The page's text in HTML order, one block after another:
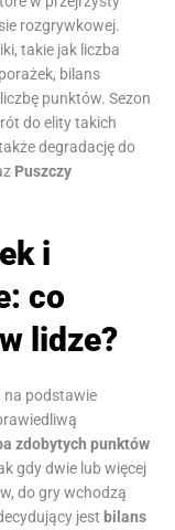
rozgrywkowej.
takie jak liczba
bilans
punktów. Sezon
do elity takich
degradację do
Puszczy
i
co
lidze?
na podstawie
zdobytych punktów
gdy dwie lub więcej
do gry wchodzą
jest bilans